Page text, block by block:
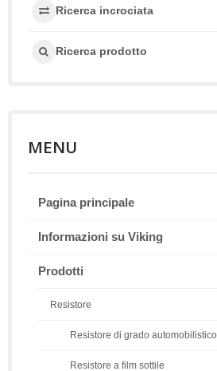
Ricerca incrociata
Ricerca prodotto
MENU
Pagina principale
Informazioni su Viking
Prodotti
Resistore
Resistore di grado automobilistico
Resistore a film sottile